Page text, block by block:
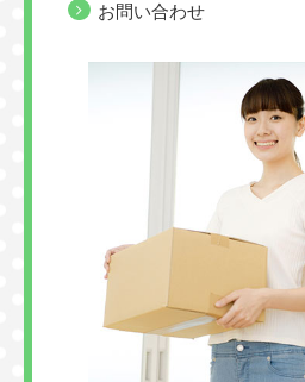
お問い合わせ